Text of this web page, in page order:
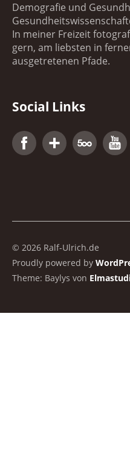
Demografie und
In meiner Freizeit
gern, am liebsten in
ausgetretenen Pfade.
Social Links
FacebookGoogle+500px
© 2026 Ralf-Ulrich.de
Proudly powered by
Theme: Baylys von